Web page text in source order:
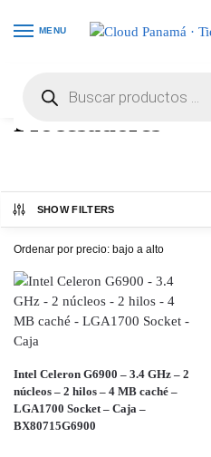
MENU
Procesadores
SHOW FILTERS
Intel Celeron G6900 – 3.4 GHz – 2
núcleos – 2 hilos – 4 MB caché –
LGA1700 Socket – Caja –
BX80715G6900